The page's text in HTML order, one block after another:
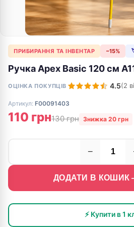
ПРИБИРАННЯ ТА ІНВЕНТАР −15%
Ручка Apex Basic 120 см
ОЦІНКА ПОКУПЦІВ 4.5(2
Артикул: F00091403
110 грн130 грн Знижка 20 грн
−
ДОДАТИ В КОШИК
⚡ Купити в 1